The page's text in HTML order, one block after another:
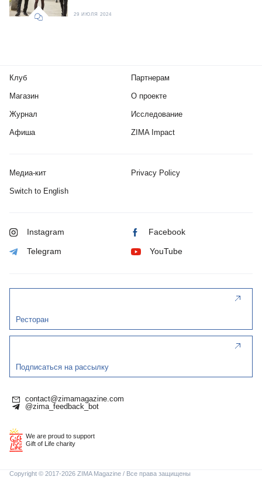
29 ИЮЛЯ 2024
Клуб
Магазин
Журнал
Афиша
Партнерам
О проекте
Исследование
ZIMA Impact
Медиа-кит Privacy Policy
Switch to English
Instagram Facebook
Telegram YouTube
Ресторан
Подписаться на рассылку
contact@zimamagazine.com
@zima_feedback_bot
We are proud to support
Gift of Life charity
Copyright © 2017-2026 ZIMA Magazine / Все права защищены